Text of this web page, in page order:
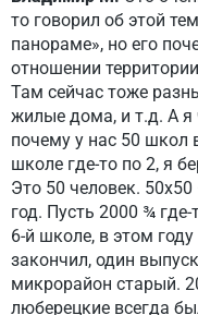
то говорил об этой
панораме», но его
отношении
Там сейчас тоже
жилые дома, и т.д. А я
почему у нас 50 школ
школе где-то по 2, я
Это 50 человек.
год. Пусть 2000 ¾
6-й школе, в этом
закончил, один
микрорайон старый.
люберецкие всегда